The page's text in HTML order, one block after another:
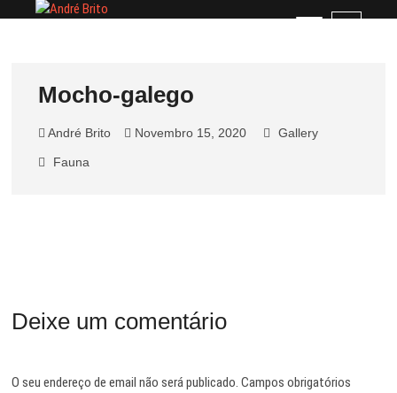
André Brito
PERFIL PROFISSIONAL
M
Mocho-galego
André Brito Novembro 15, 2020 Gallery
Fauna
Deixe um comentário
O seu endereço de email não será publicado. Campos obrigatórios